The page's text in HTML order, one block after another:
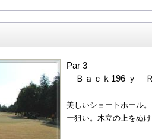
Par 3
Ｂａｃｋ196 ｙ
美しいショートホール
ー狙い。木立の上をぬ